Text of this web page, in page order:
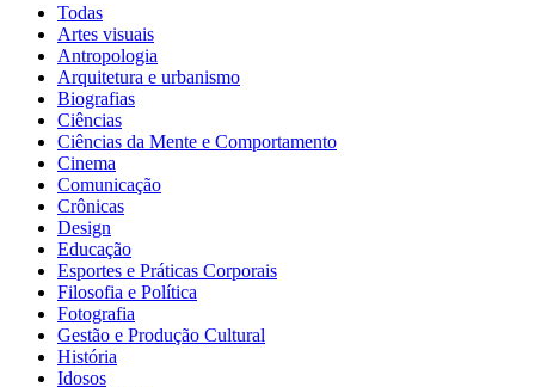
Todas
Artes visuais
Antropologia
Arquitetura e urbanismo
Biografias
Ciências
Ciências da Mente e Comportamento
Cinema
Comunicação
Crônicas
Design
Educação
Esportes e Práticas Corporais
Filosofia e Política
Fotografia
Gestão e Produção Cultural
História
Idosos